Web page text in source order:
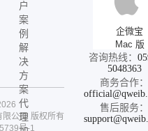
户
案
例
解
决
方
案
代
理
企微宝
Mac 版
咨询热线：
5048363
商务合作：
售后服务：
限公司 版权所有
号-1